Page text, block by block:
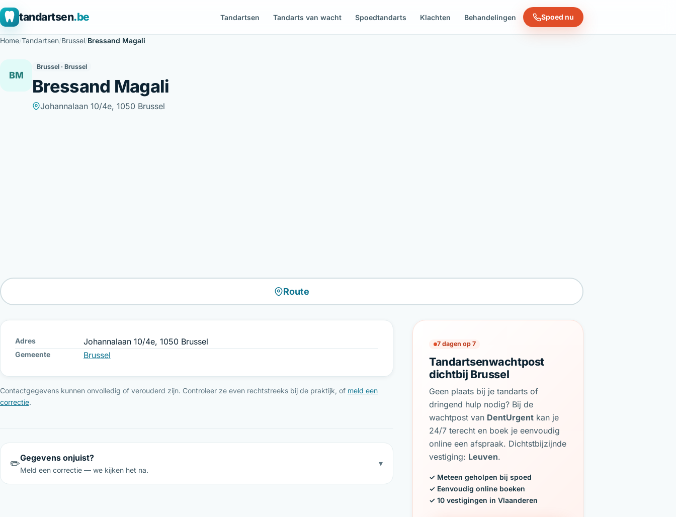
tandartsen.be Tandartsen Tandarts van wacht Spoedtandarts Klachten Behandelingen Spoed nu
Home/Tandartsen/Brussel/Bressand Magali
BM
Brussel · Brussel
Bressand Magali
Johannalaan 10/4e, 1050 Brussel
Route
7 dagen op 7
Tandartsenwachtpost
dichtbij Brussel
Geen plaats bij je tandarts of
dringend hulp nodig? Bij de
wachtpost van DentUrgent kan je
24/7 terecht en boek je eenvoudig
online een afspraak. Dichtstbijzijnde
vestiging: Leuven.
✓ Meteen geholpen bij spoed
✓ Eenvoudig online boeken
✓ 10 vestigingen in Vlaanderen
Adres Johannalaan 10/4e, 1050 Brussel
Gemeente Brussel
Contactgegevens kunnen onvolledig of verouderd zijn. Controleer ze even rechtstreeks bij de praktijk, of meld een
correctie.
✏️Gegevens onjuist?
Meld een correctie — we kijken het na.
▾